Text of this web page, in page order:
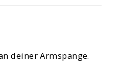
deiner Armspange.